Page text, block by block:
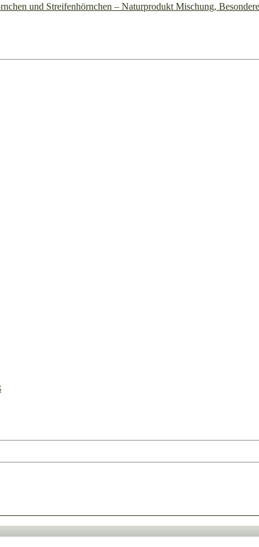
und Streifenhörnchen – Naturprodukt Mischung,